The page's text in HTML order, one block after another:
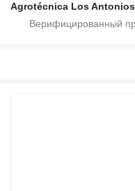
Agrotécnica Los